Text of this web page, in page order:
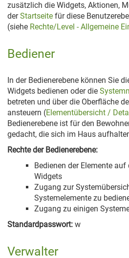
zusätzlich die Widgets, Aktionen,
derStartseite für diese
(siehe Rechte/Level - Allgemeine
Bediener
In der Bedienerebene können Sie
Widgets bedienen oder die
betreten und über die Oberfläche
ansteuern (Elementübersicht /
Bedienerebene ist für den
gedacht, die sich im Haus
Rechte der Bedienerebene:
Bedienen der Elemente
Widgets
Zugang zur
Systemelemente zu
Zugang zu einigen
Standardpasswort: w
Verwalter